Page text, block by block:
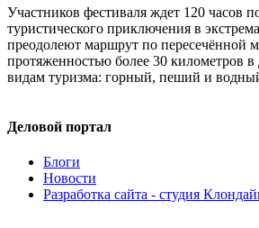
Участников фестиваля ждет 120 часов
туристического приключения в
преодолеют маршрут по пересечённой
протяженностью более 30 километров
видам туризма: горный, пеший и
Деловой портал
Блоги
Новости
Разработка сайта - студия